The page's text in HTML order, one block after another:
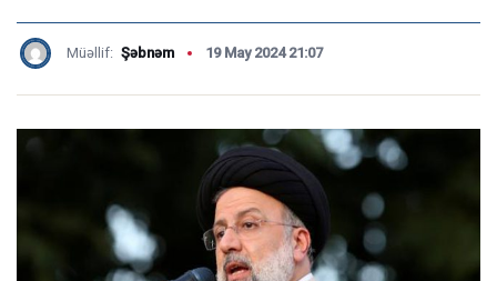
Müəllif: Şəbnəm 19 May 2024 21:07